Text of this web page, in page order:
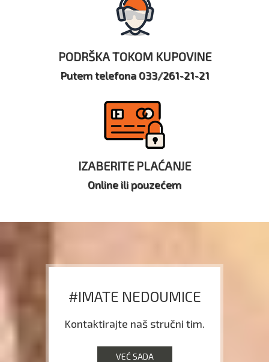
PODRŠKA TOKOM KUPOVINE
Putem telefona 033/261-21-21
IZABERITE PLAĆANJE
Online ili pouzećem
#IMATE NEDOUMICE
Kontaktirajte naš stručni tim.
VEĆ SADA